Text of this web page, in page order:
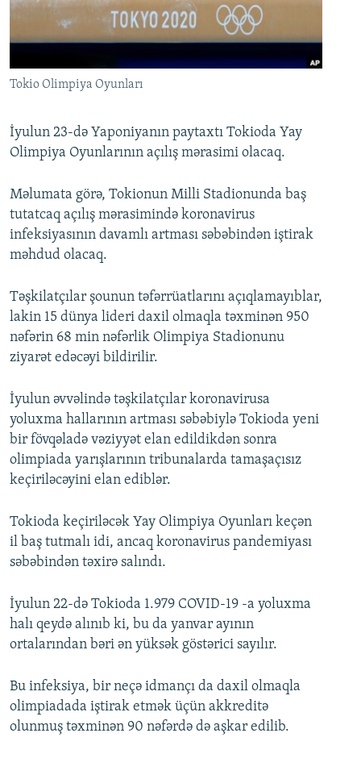
KARIKATURA
AZƏRBAYCAN ƏDƏBIYYATI KITABXANASI
İSLAM VƏ DEMOKRATIYA
PEŞƏ ETIKASI VƏ JURNALISTIKA STANDARTLARIMIZ
BIZIMLƏ ƏLAQƏ
XƏBƏR BÜLLETENLƏRIMIZ
Tokio Olimpiya Oyunları
İyulun 23-də Yaponiyanın paytaxtı Tokioda Yay
Olimpiya Oyunlarının açılış mərasimi olacaq.
Məlumata görə, Tokionun Milli Stadionunda baş
tutatcaq açılış mərasimində koronavirus
infeksiyasının davamlı artması səbəbindən iştirak
məhdud olacaq.
Təşkilatçılar şounun təfərrüatlarını açıqlamayıblar,
lakin 15 dünya lideri daxil olmaqla təxminən 950
nəfərin 68 min nəfərlik Olimpiya Stadionunu
ziyarət edəcəyi bildirilir.
İyulun əvvəlində təşkilatçılar koronavirusa
yoluxma hallarının artması səbəbiylə Tokioda yeni
bir fövqəladə vəziyyət elan edildikdən sonra
olimpiada yarışlarının tribunalarda tamaşaçısız
keçiriləcəyini elan ediblər.
Tokioda keçiriləcək Yay Olimpiya Oyunları keçən
il baş tutmalı idi, ancaq koronavirus pandemiyası
səbəbindən təxirə salındı.
İyulun 22-də Tokioda 1.979 COVID-19 -a yoluxma
halı qeydə alınıb ki, bu da yanvar ayının
ortalarından bəri ən yüksək göstərici sayılır.
Bu infeksiya, bir neçə idmançı da daxil olmaqla
olimpiadada iştirak etmək üçün akkreditə
olunmuş təxminən 90 nəfərdə də aşkar edilib.